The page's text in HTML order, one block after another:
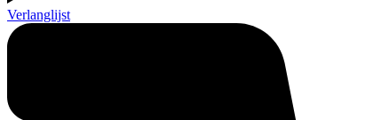
Verlanglijst